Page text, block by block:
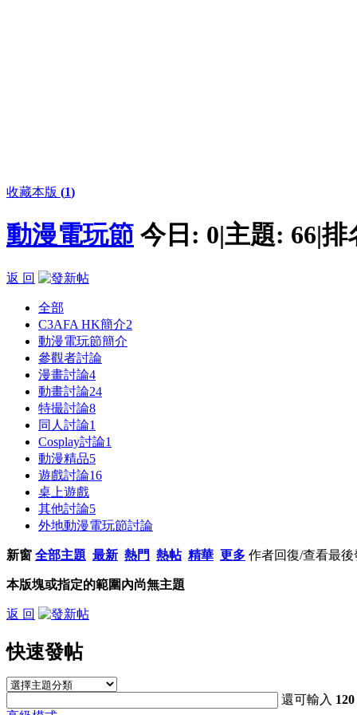
收藏本版 (1)
動漫電玩節 今日: 0|主題: 66|排
返 回
全部
C3AFA HK簡介2
動漫電玩節簡介
參觀者討論
漫畫討論4
動畫討論24
特撮討論8
同人討論1
Cosplay討論1
動漫精品5
遊戲討論16
桌上遊戲
其他討論5
外地動漫電玩節討論
新窗 全部主題 最新 熱門 熱帖 精華 更多 作者回復/查看最後
本版塊或指定的範圍內尚無主題
返 回
快速發帖
還可輸入 120